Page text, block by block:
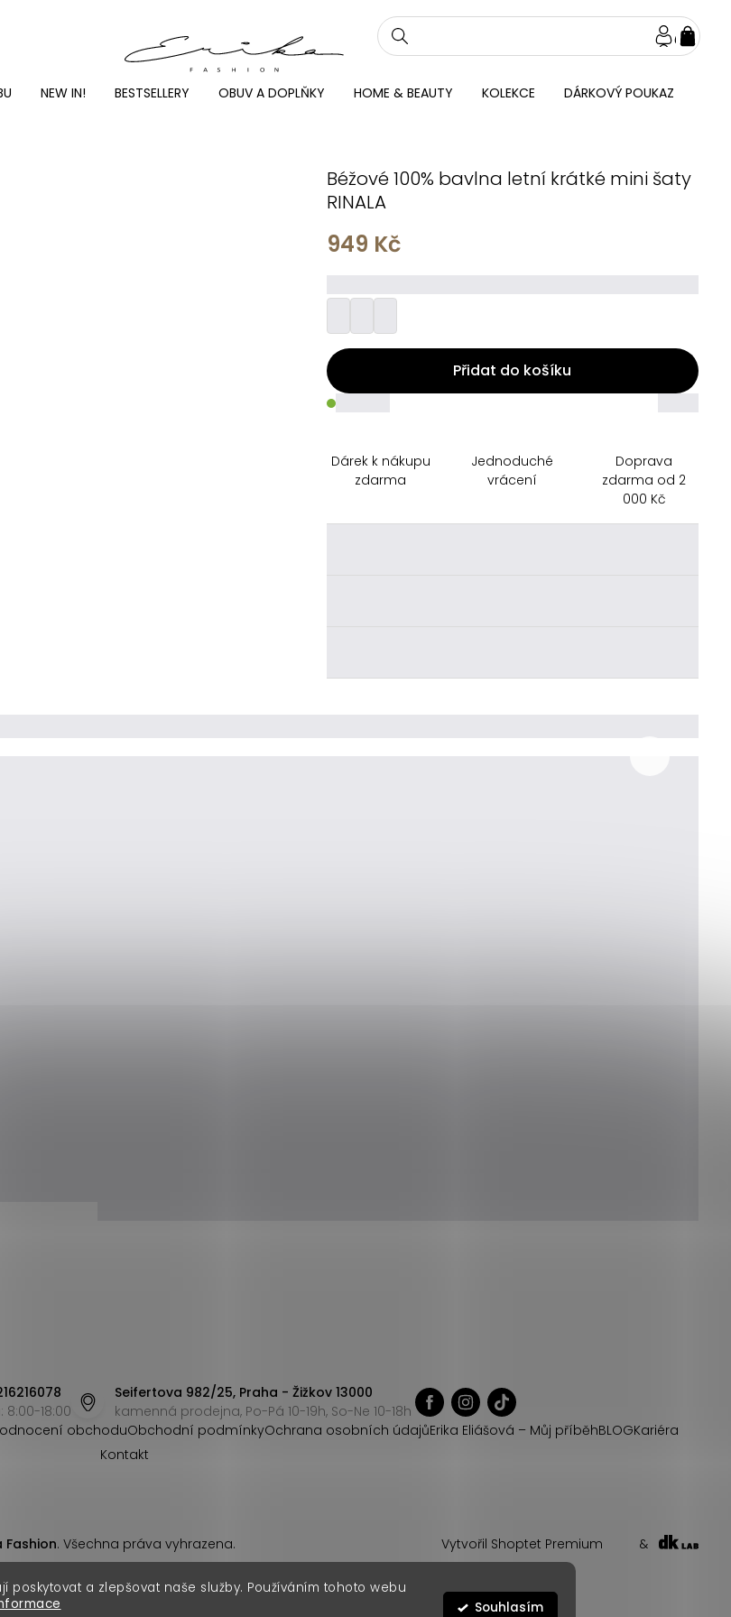
poskytovat a zlepšovat naše služby. Používáním tohoto webu
Souhlasím
NEW IN! BESTSELLERY OBUV A DOPLŇKY HOME & BEAUTY KOLEKCE DÁRKOVÝ POUKAZ
Béžové 100% bavlna letní krátké mini šaty
RINALA
949 Kč
Přidat do košíku
_____
Dárek k nákupu
zdarma
Jednoduché
vrácení
Doprava
zdarma od 2
000 Kč
8:00-18:00
Seifertova 982/25, Praha - Žižkov 13000
kamenná prodejna, Po-Pá 10-19h, So-Ne 10-18h
obchoduObchodní podmínkyOchrana osobních údajůErika Eliášová – Můj příběhBLOGKariéra
Kontakt
Vytvořil Shoptet Premium &
Fashion. Všechna práva vyhrazena.